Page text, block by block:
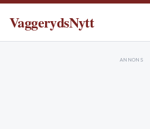
VaggerydsNytt
ANNONS